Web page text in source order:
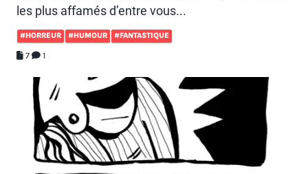
les plus affamés d’entre vous...
#HORREUR #HUMOUR #FANTASTIQUE
7 1